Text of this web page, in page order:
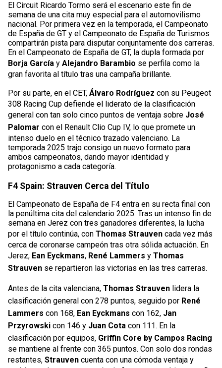
El Circuit Ricardo Tormo será el escenario este fin de
semana de una cita muy especial para el automovilismo
nacional. Por primera vez en la temporada, el Campeonato
de España de GT y el Campeonato de España de Turismos
compartirán pista para disputar conjuntamente dos carreras.
En el Campeonato de España de GT, la dupla formada por
Borja García y Alejandro Barambio se perfila como la
gran favorita al título tras una campaña brillante.
Por su parte, en el CET, Álvaro Rodríguez con su Peugeot
308 Racing Cup defiende el liderato de la clasificación
general con tan solo cinco puntos de ventaja sobre José
Palomar con el Renault Clio Cup IV, lo que promete un
intenso duelo en el técnico trazado valenciano. La
temporada 2025 trajo consigo un nuevo formato para
ambos campeonatos, dando mayor identidad y
protagonismo a cada categoría.
F4 Spain: Strauven Cerca del Título
El Campeonato de España de F4 entra en su recta final con
la penúltima cita del calendario 2025. Tras un intenso fin de
semana en Jerez con tres ganadores diferentes, la lucha
por el título continúa, con Thomas Strauven cada vez más
cerca de coronarse campeón tras otra sólida actuación. En
Jerez, Ean Eyckmans, René Lammers y Thomas
Strauven se repartieron las victorias en las tres carreras.
Antes de la cita valenciana, Thomas Strauven lidera la
clasificación general con 278 puntos, seguido por René
Lammers con 168, Ean Eyckmans con 162, Jan
Przyrowski con 146 y Juan Cota con 111. En la
clasificación por equipos, Griffin Core by Campos Racing
se mantiene al frente con 365 puntos. Con solo dos rondas
restantes, Strauven cuenta con una cómoda ventaja y